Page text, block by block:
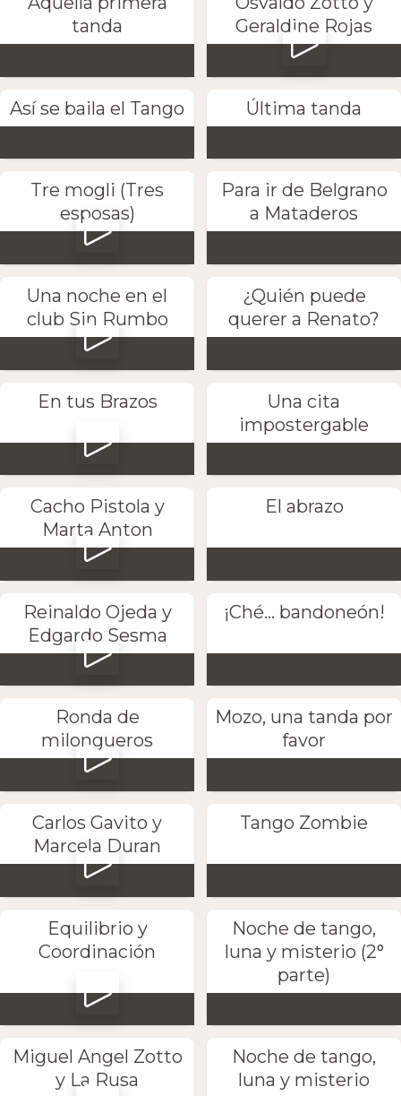
tanda
Geraldine Rojas
Así se baila el Tango Última tanda
Tre mogli (Tres
esposas)
Para ir de Belgrano
a Mataderos
Una noche en el
club Sin Rumbo
¿Quién puede
querer a Renato?
En tus Brazos
Una cita
impostergable
Cacho Pistola y
Marta Anton
El abrazo
Reinaldo Ojeda y
Edgardo Sesma
¡Ché... bandoneón!
Ronda de
milongueros
Mozo, una tanda por
favor
Carlos Gavito y
Marcela Duran
Tango Zombie
Equilibrio y
Coordinación
Noche de tango,
luna y misterio (2°
parte)
Miguel Angel Zotto
y La Rusa
Noche de tango,
luna y misterio